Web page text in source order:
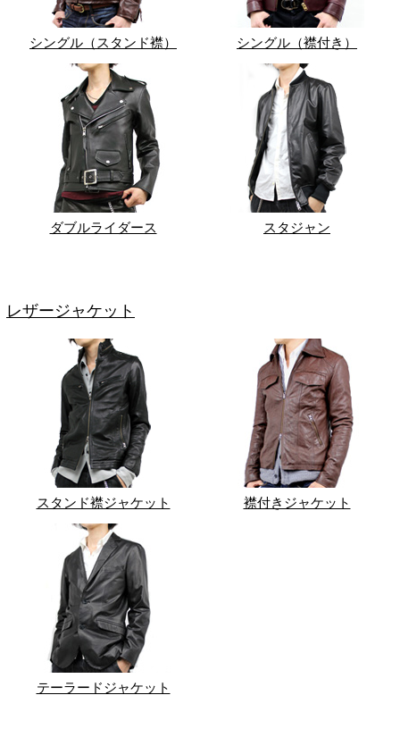
シングル（スタンド襟） シングル（襟付き）
ダブルライダース スタジャン
レザージャケット
スタンド襟ジャケット 襟付きジャケット
テーラードジャケット